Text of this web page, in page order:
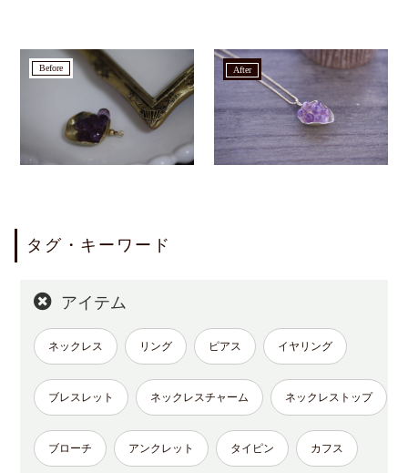
before after
タグ・キーワード
アイテム
ネックレス リング ピアス イヤリング
ブレスレット ネックレスチャーム ネックレストップ
ブローチ アンクレット タイピン カフス